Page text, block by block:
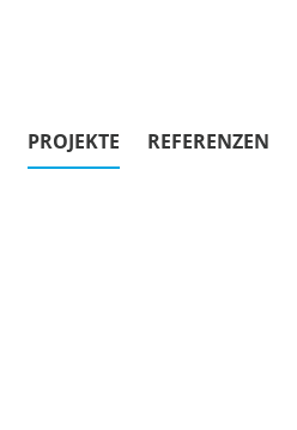
PROJEKTE REFERENZEN